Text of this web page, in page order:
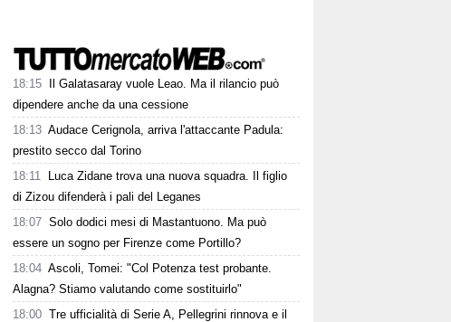
18:15
Il Galatasaray vuole Leao. Ma il rilancio può
dipendere anche da una cessione
18:13 Audace Cerignola, arriva l'attaccante Padula:
prestito secco dal Torino
18:11
Luca Zidane trova una nuova squadra. Il figlio
di Zizou difenderà i pali del Leganes
18:07 Solo dodici mesi di Mastantuono. Ma può
essere un sogno per Firenze come Portillo?
18:04 Ascoli, Tomei: "Col Potenza test probante.
Alagna? Stiamo valutando come sostituirlo"
18:00 Tre ufficialità di Serie A, Pellegrini rinnova e il